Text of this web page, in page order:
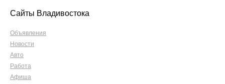
Сайты Владивостока
Объявления
Новости
Авто
Работа
Афиша